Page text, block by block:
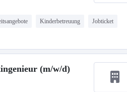
Kinderbetreuung Jobticket
(m/w/d)